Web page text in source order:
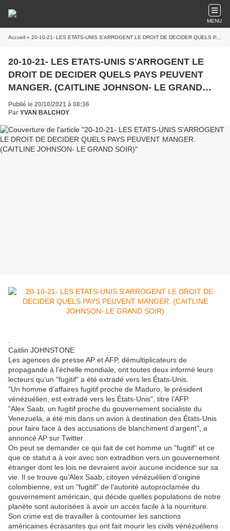
MENU
Accueil » 20-10-21- LES ETATS-UNIS S'ARROGENT LE DROIT DE DECIDER QUELS PAYS PEUVENT MANGER. (CAITLINE JOHNSON- LE GRAND SOIR)
20-10-21- LES ETATS-UNIS S'ARROGENT LE
DROIT DE DECIDER QUELS PAYS PEUVENT
MANGER. (CAITLINE JOHNSON- LE GRAND
SOIR)
Publié le 20/10/2021 à 08:36
Par YVAN BALCHOY
Caitlin JOHNSTONE
Les agences de presse AP et AFP, démultiplicateurs de
propagande à l’échelle mondiale, ont toutes deux informé leurs
lecteurs qu’un "fugitif" a été extradé vers les États-Unis.
"Un homme d’affaires fugitif proche de Maduro, le président
vénézuélien, est extradé vers les États-Unis", titre l’AFP.
"Alex Saab, un fugitif proche du gouvernement socialiste du
Venezuela, a été mis dans un avion à destination des États-Unis
pour faire face à des accusations de blanchiment d’argent", a
annoncé AP sur Twitter.
On peut se demander ce qui fait de cet homme un "fugitif" et ce
que ce statut a à voir avec son extradition vers un gouvernement
étranger dont les lois ne devraient avoir aucune incidence sur sa
vie. Il se trouve qu’Alex Saab, citoyen vénézuélien d’origine
colombienne, est un "fugitif" de l’autorité autoproclamée du
gouvernement américain, qui décide quelles populations de notre
planète sont autorisées à avoir un accès facile à la nourriture.
Son crime est de travailler à contourner les sanctions
américaines écrasantes qui ont fait mourir les civils vénézuéliens